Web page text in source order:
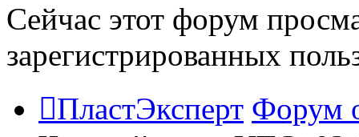
Сейчас этот форум
зарегистрированных
ПластЭксперт Форум